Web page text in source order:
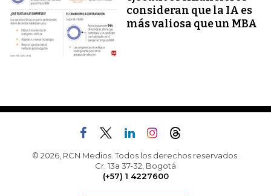
consideran que la IA es
más valiosa que un MBA
© 2026, RCN Medios. Todos los derechos reservados.
Cr. 13a 37-32, Bogotá
(+57) 1 4227600